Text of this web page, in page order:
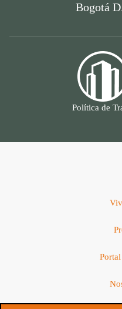
Bogotá
Política de